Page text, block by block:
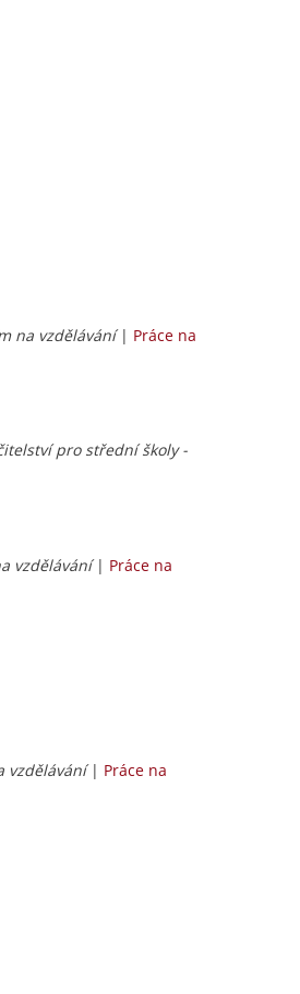
na vzdělávání| Práce na
pro střední školy -
vzdělávání| Práce na
vzdělávání| Práce na